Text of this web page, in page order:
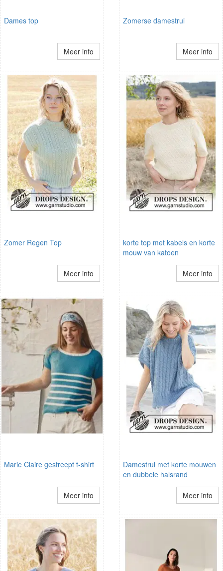
Dames top
Meer info
Zomerse damestrui
Meer info
Zomer Regen Top
Meer info
korte top met kabels en korte
mouw van katoen
Meer info
Marie Claire gestreept t-shirt
Meer info
Damestrui met korte mouwen
en dubbele halsrand
Meer info